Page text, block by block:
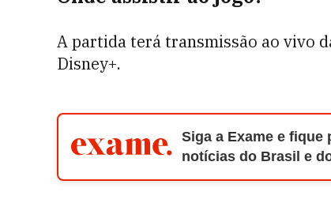
A partida terá transmissão ao vivo
Disney+.
Siga a Exame e
notícias do Brasil e